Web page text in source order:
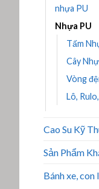
nhựa PU
Nhựa PU
Tấm
Cây
Vòng
Lô,
Cao Su Kỹ
Sản Phẩm
Bánh xe, con